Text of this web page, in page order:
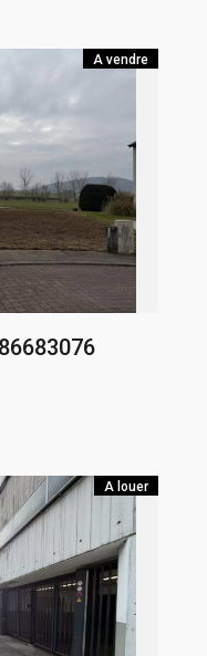
A vendre
A louer